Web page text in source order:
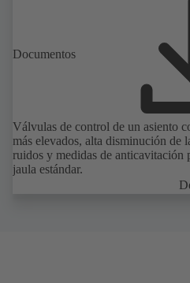
Documentos
Válvulas de control de un asiento
más elevados, alta disminución de
ruidos y medidas de anticavitación
jaula estándar.